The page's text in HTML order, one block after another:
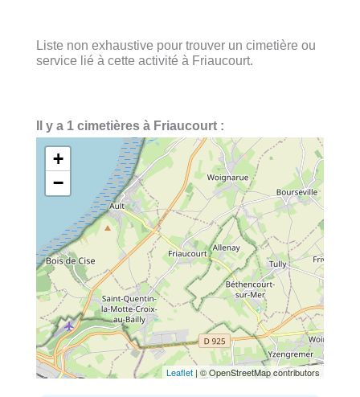
Liste non exhaustive pour trouver un cimetière ou
service lié à cette activité à Friaucourt.
Il y a 1 cimetières à Friaucourt :
+
−
Leaflet | © OpenStreetMap contributors